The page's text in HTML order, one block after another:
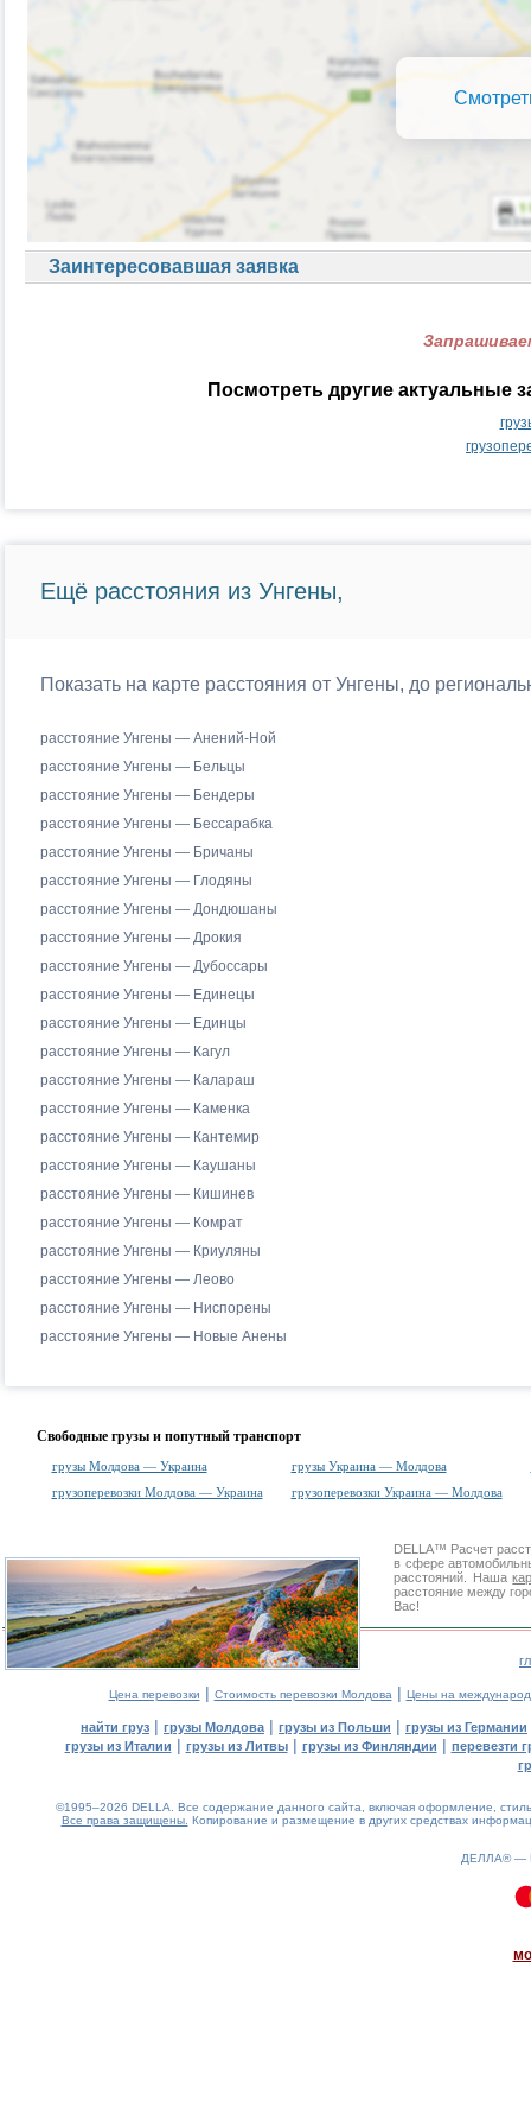
Заинтересовавшая заявка
Посмотреть другие актуальные
Ещё расстояния из Унгены,
Показать на карте расстояния от Унгены, до
расстояние Унгены — Анений-Ной
расстояние Унгены — Бельцы
расстояние Унгены — Бендеры
расстояние Унгены — Бессарабка
расстояние Унгены — Бричаны
расстояние Унгены — Глодяны
расстояние Унгены — Дондюшаны
расстояние Унгены — Дрокия
расстояние Унгены — Дубоссары
расстояние Унгены — Единецы
расстояние Унгены — Единцы
расстояние Унгены — Кагул
расстояние Унгены — Калараш
расстояние Унгены — Каменка
расстояние Унгены — Кантемир
расстояние Унгены — Каушаны
расстояние Унгены — Кишинев
расстояние Унгены — Комрат
расстояние Унгены — Криуляны
расстояние Унгены — Леово
расстояние Унгены — Ниспорены
расстояние Унгены — Новые Анены
Свободные грузы и попутный транспорт
грузы Молдова — Украина грузы Украина — Молдова
грузоперевозки Молдова — Украина
грузоперевозки Украина — Молдова
DELLA™ Расчет
в сфере
расстояний. Наша
расстояние между
Вас!
Цена перевозки | Стоимость перевозки Молдова | Цены на
найти груз | грузы Молдова | грузы из Польши | грузы из Германии
грузы из Италии | грузы из Литвы| грузы из Финляндии | перевезти
©1995–2026 DELLA. Все содержание данного сайта, включая оформление,
Все права защищены. Копирование и размещение в других средствах
ДЕЛЛА® —